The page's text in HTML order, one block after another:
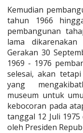
Kemudian
tahun 1966
pembangunan
lama
Gerakan 30
1969 - 1976
selesai, akan
yang
museum untuk
kebocoran pada
tanggal 12 Juli
oleh Presiden